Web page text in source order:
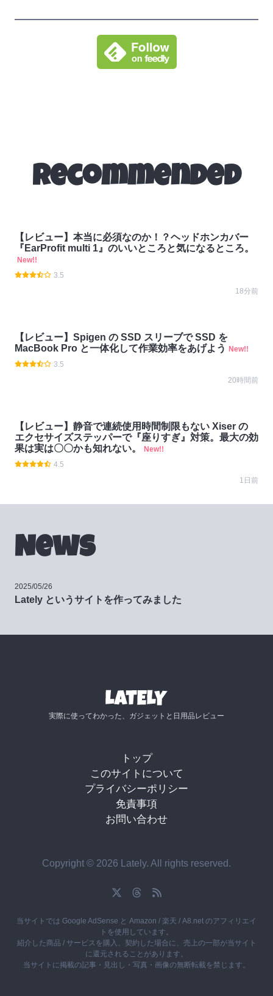
Recommended
【レビュー】本当に必須なのか！？ヘッドホンカバー
『EarProfit multi 1』のいいところと気になるところ。
New!!
3.5
18分前
【レビュー】Spigen の SSD スリーブで SSD を
MacBook Pro と一体化して作業効率をあげよう
New!!
3.5
20時間前
【レビュー】静音で連続使用時間制限もない Xiser の
エクセサイズステッパーで『座りすぎ』対策。最大の効
果は実は〇〇かも知れない。
New!!
4.5
1日前
News
2025/05/26
Lately というサイトを作ってみました
実際に使ってわかった、ガジェットと日用品レビュー
トップ
このサイトについて
プライバシーポリシー
免責事項
お問い合わせ
Copyright © 2026 Lately. All rights reserved.
当サイトでは Google AdSense と Amazon / 楽天 / A8.net のアフィリエイ
トを使用しています。
紹介した商品 / サービスを購入、契約した場合に、売上の一部が当サイト
に還元されることがあります。
当サイトに掲載の記事・見出し・写真・画像の無断転載を禁じます。